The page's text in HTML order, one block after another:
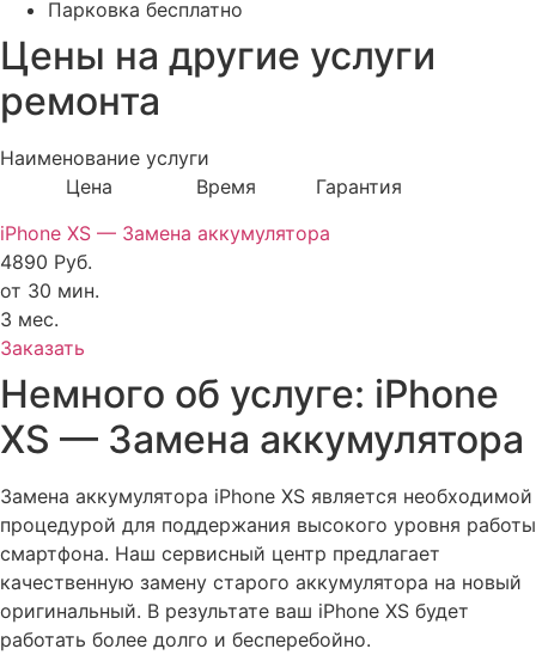
Парковка бесплатно
Цены на другие услуги
ремонта
Наименование услуги
Цена Время Гарантия
iPhone XS — Замена аккумулятора
4890 Руб.
от 30 мин.
3 мес.
Заказать
Немного об услуге: iPhone
XS — Замена аккумулятора
Замена аккумулятора iPhone XS является необходимой
процедурой для поддержания высокого уровня работы
смартфона. Наш сервисный центр предлагает
качественную замену старого аккумулятора на новый
оригинальный. В результате ваш iPhone XS будет
работать более долго и бесперебойно.